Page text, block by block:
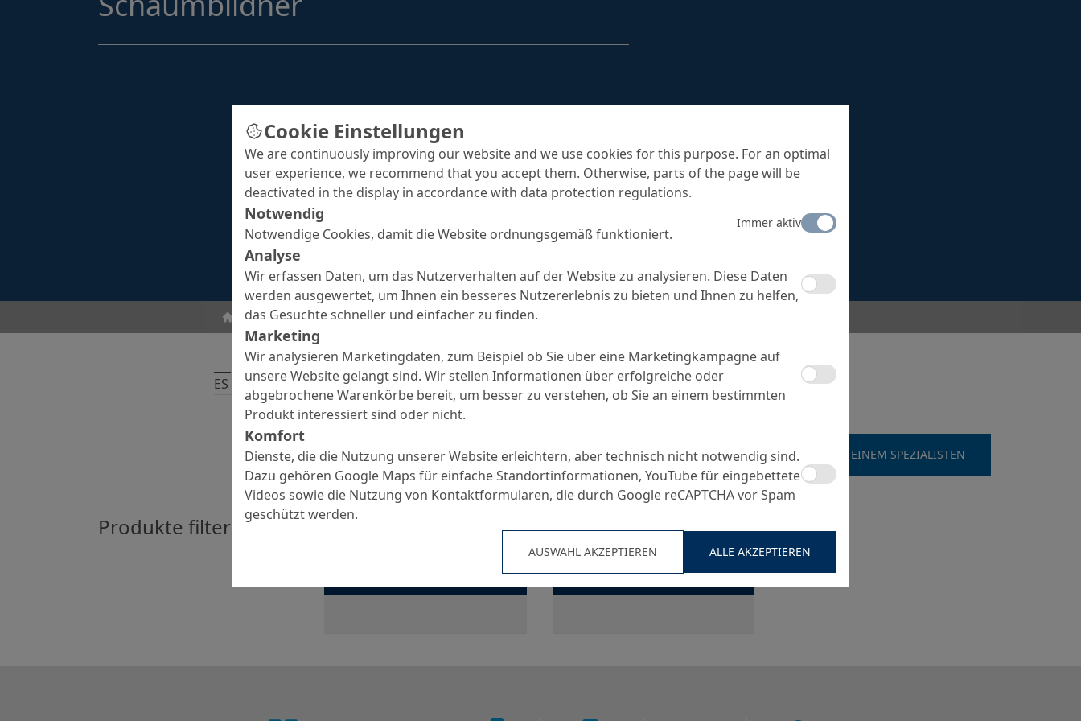
Vergussbeton & Vergussmörtel
Menü schließen
Betonzusatzmittel Schaumbildner
ES GIBT2PRODUKTE
SPRECHEN SIE MIT EINEM SPEZIALISTEN
Produkte filtern nach: Centripor SK 120 Centripor SK 106
Schaumkonzentrat
VERGLEICHEN
Cookie Einstellungen
We are continuously improving our website and we use cookies for this purpose. For an optimal
user experience, we recommend that you accept them. Otherwise, parts of the page will be
deactivated in the display in accordance with data protection regulations.
Notwendig
Notwendige Cookies, damit die Website ordnungsgemäß funktioniert.
Immer aktiv
Analyse
Wir erfassen Daten, um das Nutzerverhalten auf der Website zu analysieren. Diese Daten
werden ausgewertet, um Ihnen ein besseres Nutzererlebnis zu bieten und Ihnen zu helfen,
das Gesuchte schneller und einfacher zu finden.
Marketing
Wir analysieren Marketingdaten, zum Beispiel ob Sie über eine Marketingkampagne auf
unsere Website gelangt sind. Wir stellen Informationen über erfolgreiche oder
abgebrochene Warenkörbe bereit, um besser zu verstehen, ob Sie an einem bestimmten
Produkt interessiert sind oder nicht.
Komfort
Dienste, die die Nutzung unserer Website erleichtern, aber technisch nicht notwendig sind.
Dazu gehören Google Maps für einfache Standortinformationen, YouTube für eingebettete
Videos sowie die Nutzung von Kontaktformularen, die durch Google reCAPTCHA vor Spam
geschützt werden.
AUSWAHL AKZEPTIEREN ALLE AKZEPTIEREN